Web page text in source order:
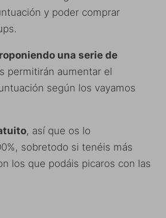
y poder comprar
una serie de
permitirán aumentar el
según los vayamos
, así que os lo
sobretodo si tenéis más
los que podáis picaros con las